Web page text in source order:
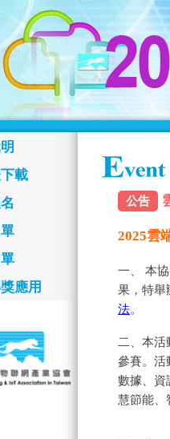
載
應用
公告
2025雲
一、 本
果，特舉
法。
二、本
參賽。活
數據、資
慧節能、